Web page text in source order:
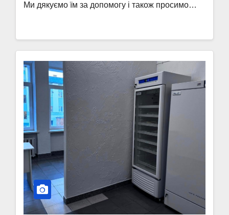
Ми дякуємо їм за допомогу і також просимо…